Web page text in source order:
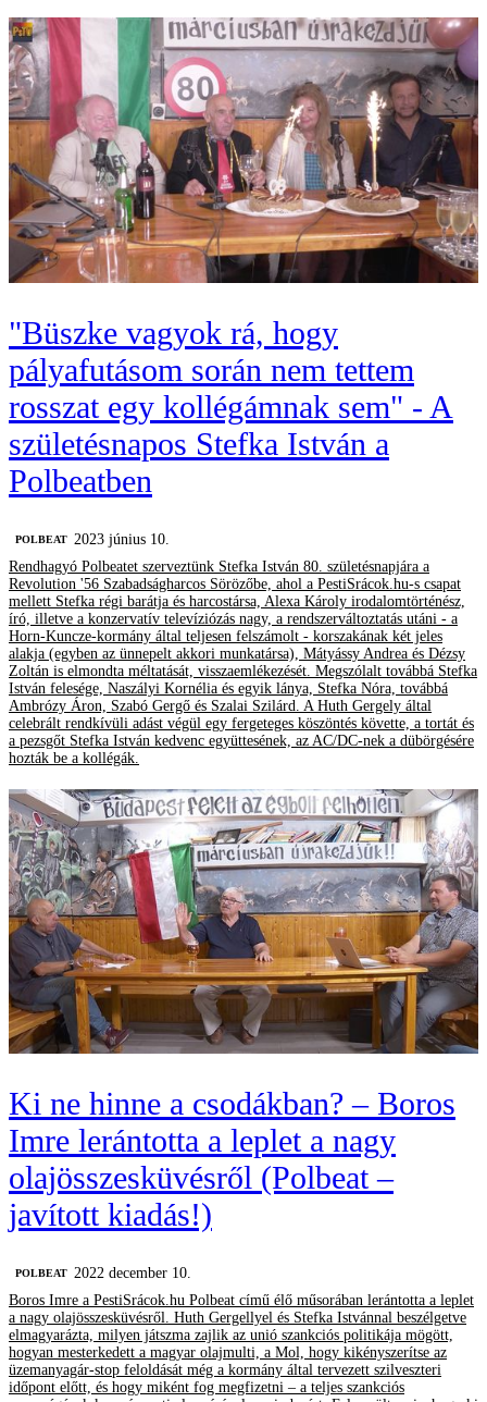
"Büszke vagyok rá, hogy
pályafutásom során nem tettem
rosszat egy kollégámnak sem" - A
születésnapos Stefka István a
Polbeatben
‎POLBEAT
2023 június 10.
Rendhagyó Polbeatet szerveztünk Stefka István 80. születésnapjára a
Revolution '56 Szabadságharcos Sörözőbe, ahol a PestiSrácok.hu-s csapat
mellett Stefka régi barátja és harcostársa, Alexa Károly irodalomtörténész,
író, illetve a konzervatív televíziózás nagy, a rendszerváltoztatás utáni - a
Horn-Kuncze-kormány által teljesen felszámolt - korszakának két jeles
alakja (egyben az ünnepelt akkori munkatársa), Mátyássy Andrea és Dézsy
Zoltán is elmondta méltatását, visszaemlékezését. Megszólalt továbbá Stefka
István felesége, Naszályi Kornélia és egyik lánya, Stefka Nóra, továbbá
Ambrózy Áron, Szabó Gergő és Szalai Szilárd. A Huth Gergely által
celebrált rendkívüli adást végül egy fergeteges köszöntés követte, a tortát és
a pezsgőt Stefka István kedvenc együttesének, az AC/DC-nek a dübörgésére
hozták be a kollégák.
Ki ne hinne a csodákban? – Boros
Imre lerántotta a leplet a nagy
olajösszesküvésről (Polbeat –
javított kiadás!)
‎POLBEAT
2022 december 10.
Boros Imre a PestiSrácok.hu Polbeat című élő műsorában lerántotta a leplet
a nagy olajösszesküvésről. Huth Gergellyel és Stefka Istvánnal beszélgetve
elmagyarázta, milyen játszma zajlik az unió szankciós politikája mögött,
hogyan mesterkedett a magyar olajmulti, a Mol, hogy kikényszerítse az
üzemanyagár-stop feloldását még a kormány által tervezett szilveszteri
időpont előtt, és hogy miként fog megfizetni – a teljes szankciós